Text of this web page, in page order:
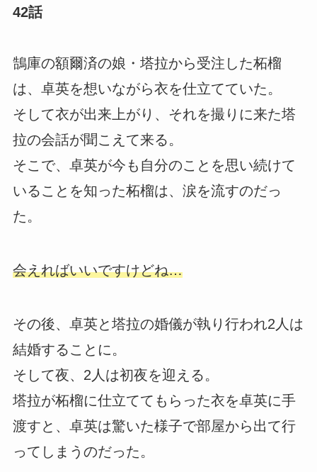
42話
鵠庫の額爾済の娘・塔拉から受注した柘榴
は、卓英を想いながら衣を仕立てていた。
そして衣が出来上がり、それを撮りに来た塔
拉の会話が聞こえて来る。
そこで、卓英が今も自分のことを思い続けて
いることを知った柘榴は、涙を流すのだっ
た。
会えればいいですけどね…
その後、卓英と塔拉の婚儀が執り行われ2人は
結婚することに。
そして夜、2人は初夜を迎える。
塔拉が柘榴に仕立ててもらった衣を卓英に手
渡すと、卓英は驚いた様子で部屋から出て行
ってしまうのだった。